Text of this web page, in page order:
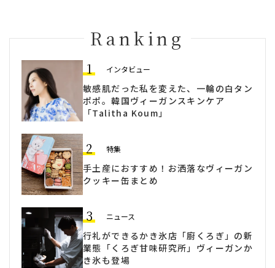
Ranking
1 インタビュー
敏感肌だった私を変えた、一輪の白タン
ポポ。韓国ヴィーガンスキンケア
「Talitha Koum」
2 特集
手土産におすすめ！お洒落なヴィーガン
クッキー缶まとめ
3 ニュース
行礼ができるかき氷店「廚くろぎ」の新
業態「くろぎ甘味研究所」ヴィーガンか
き氷も登場